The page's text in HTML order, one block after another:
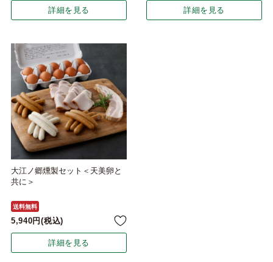
詳細を見る 詳細を見る
大江ノ郷燻製セット＜天美卵と
共に＞
送料無料
5,940 税込
詳細を見る